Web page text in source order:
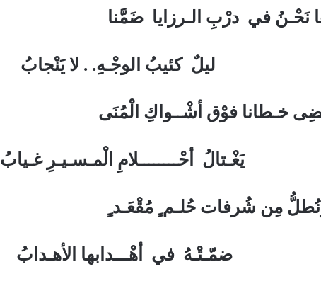
نَحْـنُ في درْبِ الـرزايا ضَمَّنا
الوجْـهِ. . لا يَنْجابُ
خـطانا فوْق أشْــواكِ الْمُنَى
الْمـسـيـرِ غـيابُ
مِن شُرفات حُلـم ٍ مُقْعَـد
أهْـــدابها الأهـدابُ